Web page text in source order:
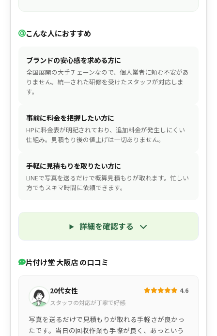
こんな人におすすめ
ブランドの安心感を求める方に
全国展開の大手チェーンなので、個人業者に頼む不安があ
りません。統一された研修を受けたスタッフが対応しま
す。
事前に料金を把握したい方に
HPに料金表が明記されており、追加料金が発生しにくい
仕組み。見積もり後の値上げは一切ありません。
手軽に見積もりを取りたい方に
LINEで写真を送るだけで概算見積もりが取れます。忙しい
方でもスキマ時間に依頼できます。
詳細を確認する
片付け堂 大阪店 の口コミ
20代女性
スタッフの対応が丁寧で好感
4.6
写真を送るだけで見積もりが取れる手軽さが良かっ
たです。当日の回収作業も手際が良く、あっという